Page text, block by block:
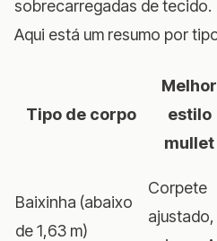
sobrecarregadas de tecido.
Aqui está um resumo por
Tipo de corpo
Melhor
estilo
mullet
Baixinha (abaixo
de 1,63 m)
Corpete
ajustado,